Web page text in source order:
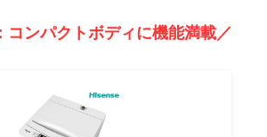
コンパクトボディに機能満載／